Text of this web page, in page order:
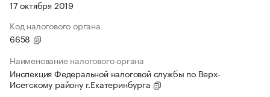
17 октября 2019
Код налогового органа
6658
Наименование налогового органа
Инспекция Федеральной налоговой службы по Верх-
Исетскому району г.Екатеринбурга